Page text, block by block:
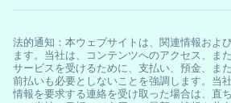
法的通知：本ウェブサイトは、関連情報およ
ます。当社は、コンテンツへのアクセス、ま
サービスを受けるために、支払い、預金、ま
前払いも必要としないことを強調します。当
情報を要求する連絡を受け取った場合は、直